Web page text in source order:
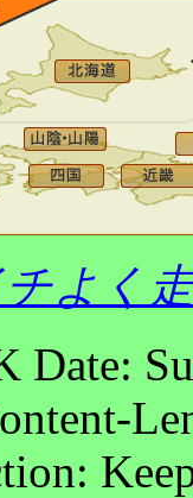
よく
Date: